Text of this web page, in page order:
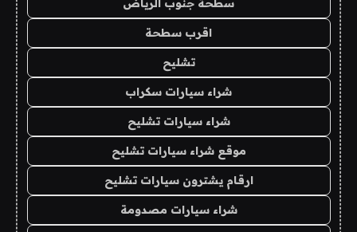
سطحة جنوب الرياض
اقرب سطحة
تشليح
شراء سيارات سكراب
شراء سيارات تشليح
موقع شراء سيارات تشليح
ارقام يشترون سيارات تشليح
شراء سيارات مصدومة